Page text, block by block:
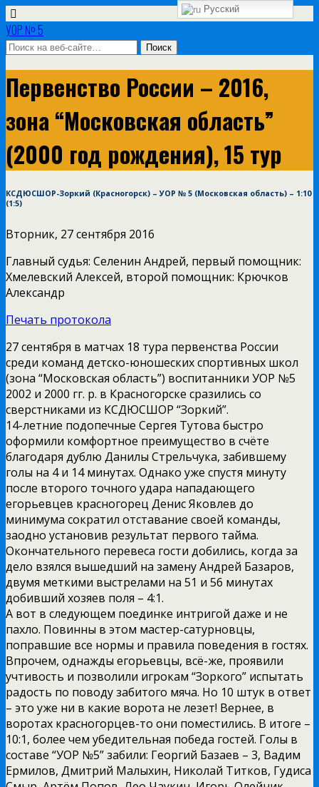
УОР № 5
Первенство России – 2016,
зона “Московская область”
(2000 год рождения), 15 тур
КСДЮСШОР-Зоркий (Красногорск) – УОР № 5 (Московская область) – 1:10
(1:5)
Вторник, 27 сентября 2016
Главный судья: Селенин Андрей, первый помощник:
Хмелевский Алексей, второй помощник: Крючков
Александр
Печать протокола
27 сентября в матчах 18 тура первенства России
среди команд детско-юношеских спортивных школ
(зона “Московская область”) воспитанники УОР №5
2002 и 2000 гг. р. в Красногорске сразились со
сверстниками из КСДЮСШОР “Зоркий”.
14-летние подопечные Сергея Тутова быстро
оформили комфортное преимущество в счёте
благодаря дублю Данилы Стрельчука, забившему
голы на 4 и 14 минутах. Однако уже спустя минуту
после второго точного удара нападающего
егорьевцев красногорец Денис Яковлев до
минимума сократил отставание своей команды,
заодно установив результат первого тайма.
Окончательного перевеса гости добились, когда за
дело взялся вышедший на замену Андрей Базаров,
двумя меткими выстрелами на 51 и 56 минутах
добивший хозяев поля – 4:1.
А вот в следующем поединке интригой даже и не
пахло. Повинны в этом мастер-сатурновцы,
поправшие все нормы и правила поведения в гостях.
Впрочем, однажды егорьевцы, всё-же, проявили
учтивость и позволили игрокам “Зоркого” испытать
радость по поводу забитого мяча. Но 10 штук в ответ
– это уже ни в какие ворота не лезет! Вернее, в
воротах красногорцев-то они поместились. В итоге –
10:1, более чем убедительная победа гостей. Голы в
составе “УОР №5” забили: Георгий Базаев – 3, Вадим
Ермилов, Дмитрий Малыхин, Николай Титков, Гудиса
Русский